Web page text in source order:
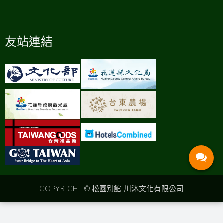
友站連結
COPYRIGHT © 松園別館-川沐文化有限公司